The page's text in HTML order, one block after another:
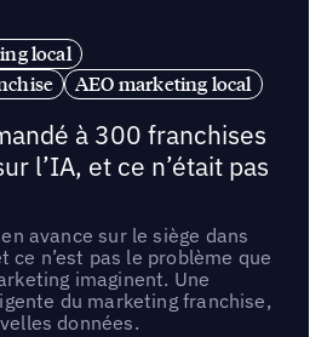
local
AEO marketing local
à 300 franchises
l’IA, et ce n’était pas
avance sur le siège dans
ce n’est pas le problème que
imaginent. Une
du marketing franchise,
données.